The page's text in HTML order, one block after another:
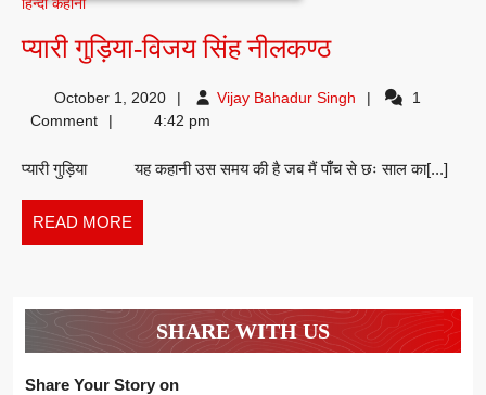
प्यारी गुड़िया-विजय सिंह नीलकण्ठप्यारी
विजय
नीलकण्ठ
October 1, 2020 Vijay Bahadur Singh Vijay
1
Comment
4:42 pm
प्यारी गुड़िया यह कहानी उस समय की है जब मैं पाँँच से छः साल का[...]
READ MORE
MORE
SHARE WITH US
Share Your Story on